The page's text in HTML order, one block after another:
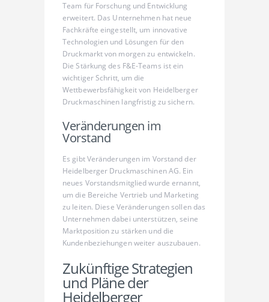
Team für Forschung und Entwicklung
erweitert. Das Unternehmen hat neue
Fachkräfte eingestellt, um innovative
Technologien und Lösungen für den
Druckmarkt von morgen zu entwickeln.
Die Stärkung des F&E-Teams ist ein
wichtiger Schritt, um die
Wettbewerbsfähigkeit von Heidelberger
Druckmaschinen langfristig zu sichern.
Veränderungen im
Vorstand
Es gibt Veränderungen im Vorstand der
Heidelberger Druckmaschinen AG. Ein
neues Vorstandsmitglied wurde ernannt,
um die Bereiche Vertrieb und Marketing
zu leiten. Diese Veränderungen sollen das
Unternehmen dabei unterstützen, seine
Marktposition zu stärken und die
Kundenbeziehungen weiter auszubauen.
Zukünftige Strategien
und Pläne der
Heidelberger